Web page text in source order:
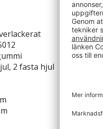
2 fasta hjul